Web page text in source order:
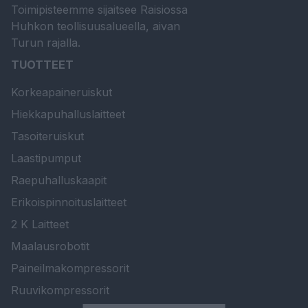
Toimipisteemme sijaitsee Raisiossa
Huhkon teollisuusalueella, aivan
Turun rajalla.
TUOTTEET
Korkeapaineruiskut
Hiekkapuhalluslaitteet
Tasoiteruiskut
Laastipumput
Raepuhalluskaapit
Erikoispinnoituslaitteet
2 K Laitteet
Maalausrobotit
Paineilmakompressorit
Ruuvikompressorit